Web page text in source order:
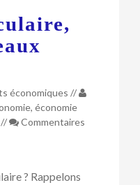
économiques //
, économie
//
Commentaires
? Rappelons